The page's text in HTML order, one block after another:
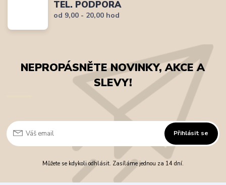
TEL. PODPORA
od 9,00 - 20,00 hod
NEPROPÁSNĚTE NOVINKY, AKCE A
SLEVY!
Přihlásit se
Můžete se kdykoli odhlásit. Zasíláme jednou za 14 dní.